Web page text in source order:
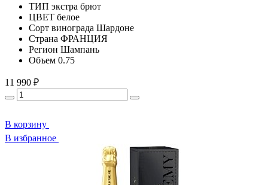
ТИП экстра брют
ЦВЕТ белое
Сорт винограда Шардоне
Страна ФРАНЦИЯ
Регион Шампань
Объем 0.75
11 990 ₽
В корзину
В избранное